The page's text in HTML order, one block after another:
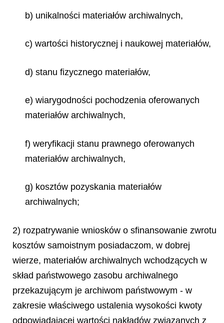
b) unikalności materiałów archiwalnych,
c) wartości historycznej i naukowej materiałów,
d) stanu fizycznego materiałów,
e) wiarygodności pochodzenia oferowanych
materiałów archiwalnych,
f) weryfikacji stanu prawnego oferowanych
materiałów archiwalnych,
g) kosztów pozyskania materiałów
archiwalnych;
2) rozpatrywanie wniosków o sfinansowanie zwrotu
kosztów samoistnym posiadaczom, w dobrej
wierze, materiałów archiwalnych wchodzących w
skład państwowego zasobu archiwalnego
przekazującym je archiwom państwowym - w
zakresie właściwego ustalenia wysokości kwoty
odpowiadającej wartości nakładów związanych z